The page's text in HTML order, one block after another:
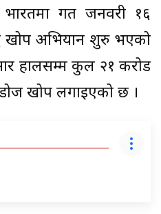
गत जनवरी १६
खोप अभियान शुरु भएको
हालसम्म कुल २१ करोड
खोप लगाइएको छ ।